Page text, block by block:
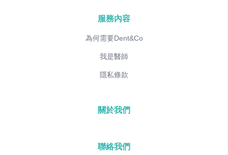
服務內容
為何需要Dent&Co
我是醫師
隱私條款
關於我們
聯絡我們